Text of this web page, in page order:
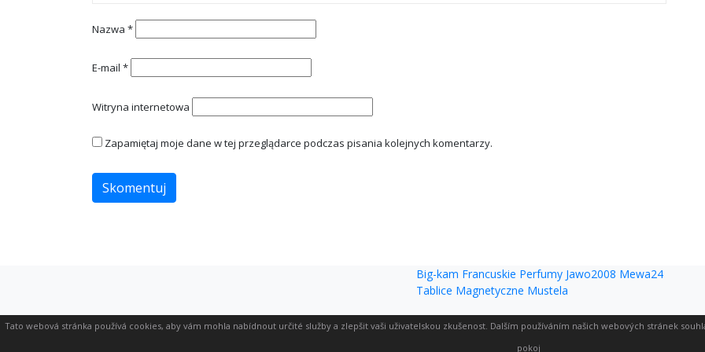
Nazwa *
E-mail *
Witryna internetowa
Zapamiętaj moje dane w tej przeglądarce podczas pisania kolejnych komentarzy.
Big-kam Francuskie Perfumy Jawo2008 Mewa24
Tablice Magnetyczne Mustela
Tato webová stránka používá cookies, aby vám mohla nabídnout určité služby a zlepšit vaši uživatelskou zkušenost. Dalším používáním našich webových stránek
pokoj